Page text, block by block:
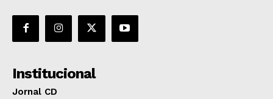
Institucional
Jornal CD